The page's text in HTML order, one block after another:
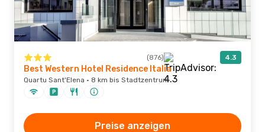
(876) 4.3
Best Western Hotel Residence Italia
Quartu Sant'Elena · 8 km bis Stadtzentrum
Preise anzeigen